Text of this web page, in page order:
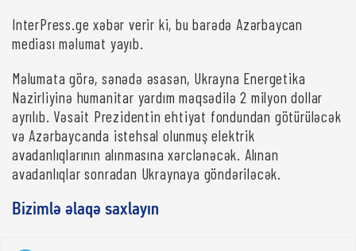
InterPress.ge xəbər verir ki, bu barədə Azərbaycan
mediası məlumat yayıb.
Məlumata görə, sənədə əsasən, Ukrayna Energetika
Nazirliyinə humanitar yardım məqsədilə 2 milyon dollar
ayrılıb. Vəsait Prezidentin ehtiyat fondundan götürüləcək
və Azərbaycanda istehsal olunmuş elektrik
avadanlıqlarının alınmasına xərclənəcək. Alınan
avadanlıqlar sonradan Ukraynaya göndəriləcək.
Bizimlə əlaqə saxlayın